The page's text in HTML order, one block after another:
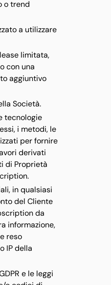
o trend
a utilizzare
limitata,
con una
aggiuntivo
Società.
tecnologie
i metodi, le
per fornire
derivati
di Proprietà
in qualsiasi
del Cliente
da
informazione,
reso
IP della
e le leggi